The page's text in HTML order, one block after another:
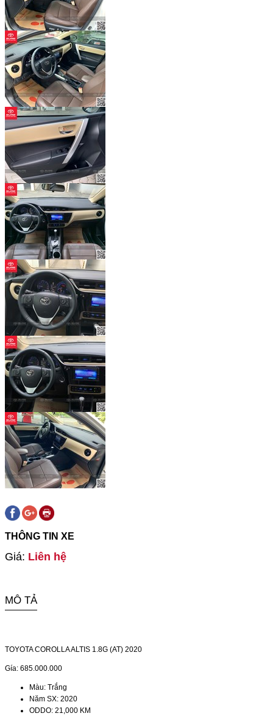
THÔNG TIN XE
Giá: Liên hệ
MÔ TẢ
TOYOTA COROLLA ALTIS 1.8G (AT) 2020
Gía: 685.000.000
Màu: Trắng
Năm SX: 2020
ODDO: 21,000 KM